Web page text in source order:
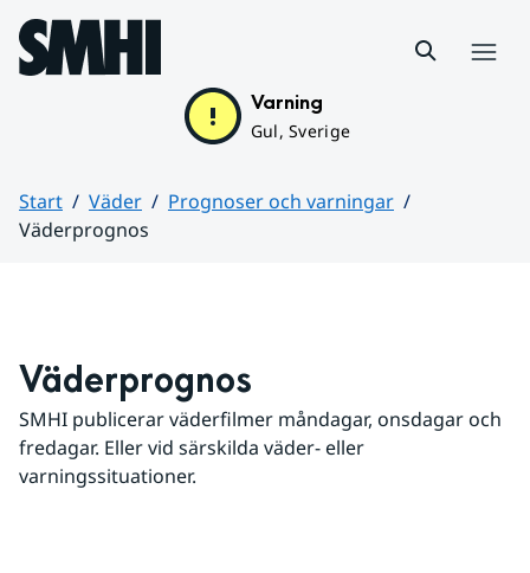
Hoppa till sidans innehåll
Varning
Gul, Sverige
Start Väder
Prognoser och varningar
Väderprognos
Väderprognos
SMHI publicerar väderfilmer måndagar, onsdagar och
fredagar. Eller vid särskilda väder- eller
varningssituationer.